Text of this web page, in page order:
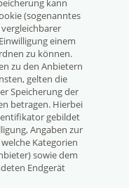
kann
(sogenanntes
einem
zu können.
zu den Anbietern
gelten die
Speicherung der
betragen. Hierbei
gebildet
Angaben zur
Kategorien
sowie dem
Endgerät